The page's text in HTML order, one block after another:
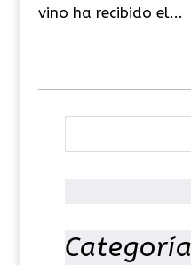
vino ha recibido el...